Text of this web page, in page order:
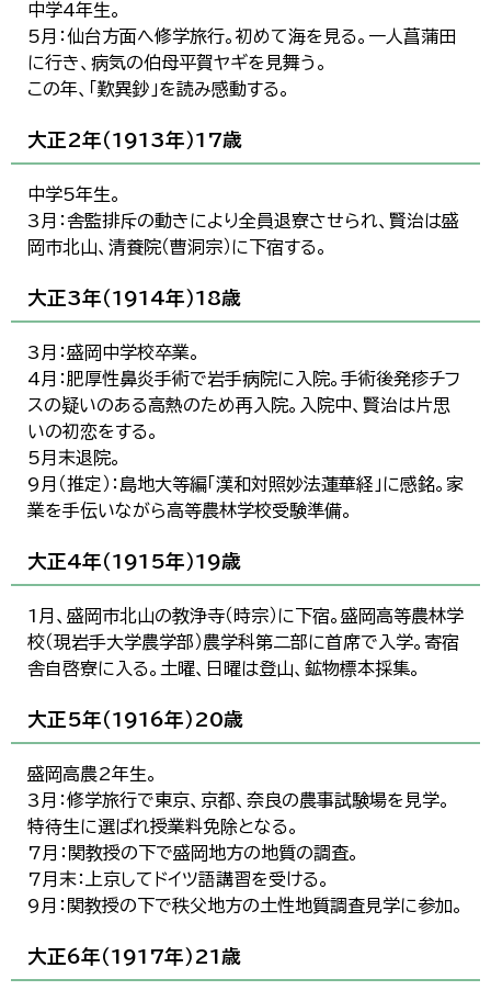
中学4年生。
5月：仙台方面へ修学旅行。初めて海を見る。一人菖蒲田
に行き、病気の伯母平賀ヤギを見舞う。
この年、「歎異鈔」を読み感動する。
大正2年（1913年）17歳
中学5年生。
3月：舎監排斥の動きにより全員退寮させられ、賢治は盛
岡市北山、清養院（曹洞宗）に下宿する。
大正3年（1914年）18歳
3月：盛岡中学校卒業。
4月：肥厚性鼻炎手術で岩手病院に入院。手術後発疹チフ
スの疑いのある高熱のため再入院。入院中、賢治は片思
いの初恋をする。
5月末退院。
9月（推定）：島地大等編「漢和対照妙法蓮華経」に感銘。家
業を手伝いながら高等農林学校受験準備。
大正4年（1915年）19歳
1月、盛岡市北山の教浄寺（時宗）に下宿。盛岡高等農林学
校（現岩手大学農学部）農学科第二部に首席で入学。寄宿
舎自啓寮に入る。土曜、日曜は登山、鉱物標本採集。
大正5年（1916年）20歳
盛岡高農2年生。
3月：修学旅行で東京、京都、奈良の農事試験場を見学。
特待生に選ばれ授業料免除となる。
7月：関教授の下で盛岡地方の地質の調査。
7月末：上京してドイツ語講習を受ける。
9月：関教授の下で秩父地方の土性地質調査見学に参加。
大正6年（1917年）21歳